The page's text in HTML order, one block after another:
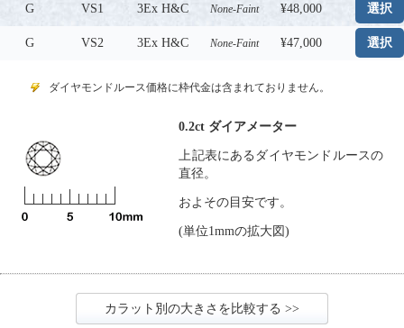
G VS1 3Ex H&C None-Faint ¥48,000 選択
G VS2 3Ex H&C None-Faint ¥47,000 選択
ダイヤモンドルース価格に枠代金は含まれておりません。
0.2ct ダイアメーター
上記表にあるダイヤモンドルースの
直径。
およその目安です。
(単位1mmの拡大図)
カラット別の大きさを比較する >>